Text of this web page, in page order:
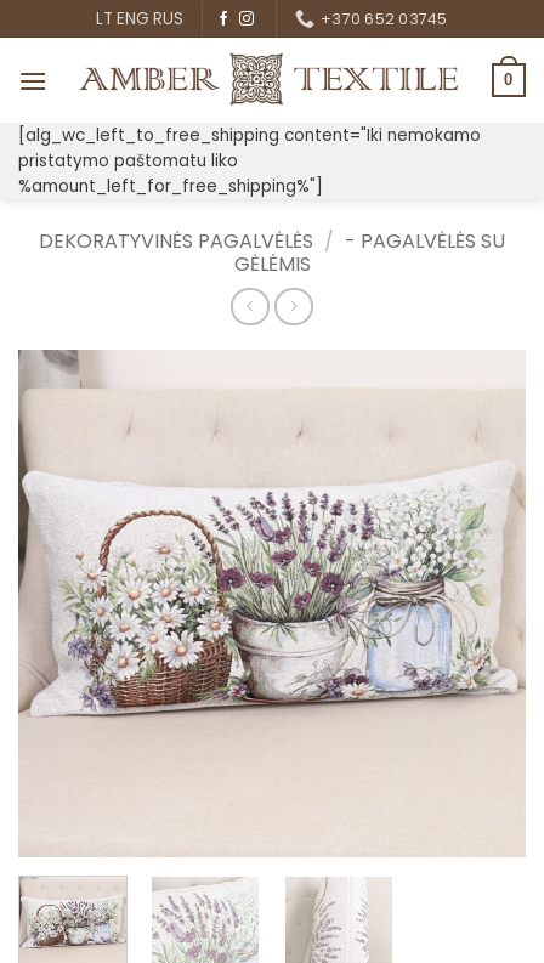
to
content
LT ENG RUS +370 652 03745
0
[alg_wc_left_to_free_shipping content="Iki nemokamo
pristatymo paštomatu liko
%amount_left_for_free_shipping%"]
DEKORATYVINĖS PAGALVĖLĖS / - PAGALVĖLĖS SU
GĖLĖMIS